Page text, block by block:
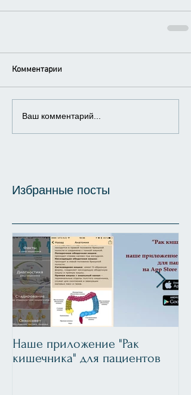
Комментарии
Ваш комментарий...
Избранные посты
Наше приложение "Рак
кишечника" для пациентов